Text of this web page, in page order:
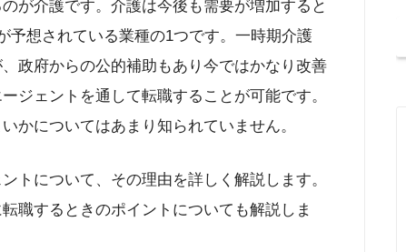
が介護です。介護は今後も需要が増加すると
予想されている業種の1つです。一時期介護
政府からの公的補助もあり今ではかなり改善
ジェントを通して転職することが可能です。
かについてはあまり知られていません。
トについて、その理由を詳しく解説します。
職するときのポイントについても解説しま